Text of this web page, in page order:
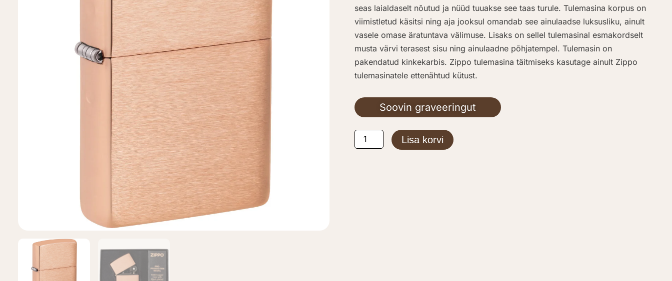
seas laialdaselt nõutud ja nüüd tuuakse see taas turule. Tulemasina korpus on
viimistletud käsitsi ning aja jooksul omandab see ainulaadse luksusliku, ainult
vasele omase äratuntava välimuse. Lisaks on sellel tulemasinal esmakordselt
musta värvi terasest sisu ning ainulaadne põhjatempel. Tulemasin on
pakendatud kinkekarbis. Zippo tulemasina täitmiseks kasutage ainult Zippo
tulemasinatele ettenähtud kütust.
Soovin graveeringut
Classic
Solid
Lisa korvi